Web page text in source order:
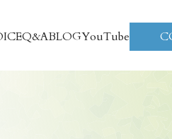
Q&ABLOGYouTube